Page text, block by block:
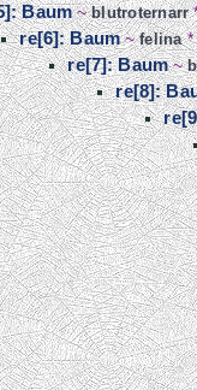
Baum~blutroternarr
re[6]: Baum~felina*
re[7]: Baum~
re[8]: